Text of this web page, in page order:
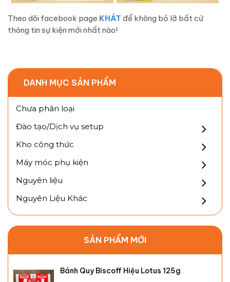
Theo dõi facebook page KHÁT để không bỏ lỡ bất cứ
thông tin sự kiện mới nhất nào!
DANH MỤC SẢN PHẨM
Chưa phân loại
Đào tạo/Dịch vụ setup
Kho công thức
Máy móc phụ kiện
Nguyên liệu
Nguyên Liệu Khác
SẢN PHẨM MỚI
Bánh Quy Biscoff Hiệu Lotus 125g